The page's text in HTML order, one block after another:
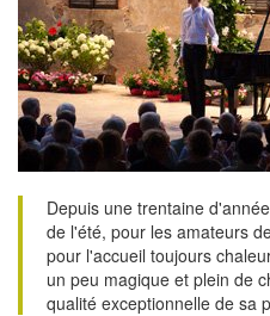
Depuis une trentaine
de l'été, pour les amateurs
pour l'accueil toujours
un peu magique et plein de
qualité exceptionnelle de sa